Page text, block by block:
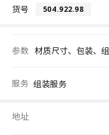
货号 504.922.98
参数 材质尺寸、包装、
服务 组装服务
地址